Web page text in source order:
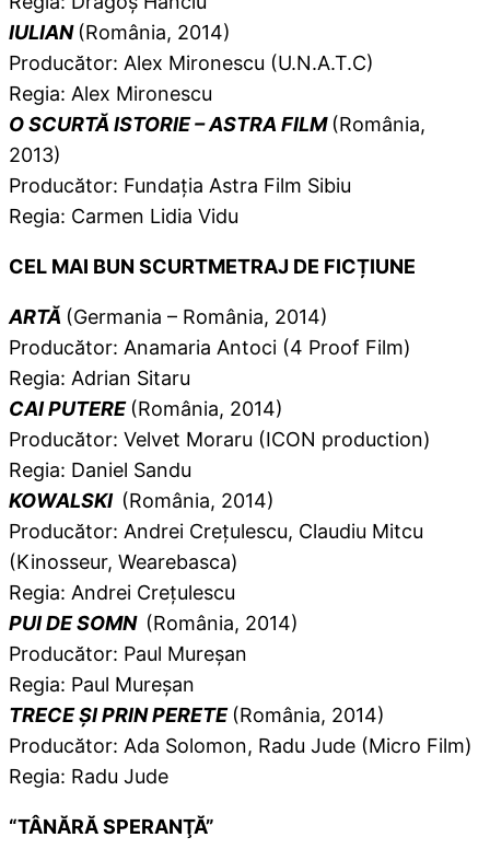
IULIAN (România, 2014)
Producător: Alex Mironescu (U.N.A.T.C)
Regia: Alex Mironescu
O SCURTĂ ISTORIE – ASTRA FILM (România,
2013)
Producător: Fundația Astra Film Sibiu
Regia: Carmen Lidia Vidu
CEL MAI BUN SCURTMETRAJ DE FICȚIUNE
ARTĂ (Germania – România, 2014)
Producător: Anamaria Antoci (4 Proof Film)
Regia: Adrian Sitaru
CAI PUTERE (România, 2014)
Producător: Velvet Moraru (ICON production)
Regia: Daniel Sandu
KOWALSKI (România, 2014)
Producător: Andrei Crețulescu, Claudiu Mitcu
(Kinosseur, Wearebasca)
Regia: Andrei Crețulescu
PUI DE SOMN (România, 2014)
Producător: Paul Mureșan
Regia: Paul Mureșan
TRECE ȘI PRIN PERETE (România, 2014)
Producător: Ada Solomon, Radu Jude (Micro Film)
Regia: Radu Jude
“TÂNĂRĂ SPERANŢĂ”